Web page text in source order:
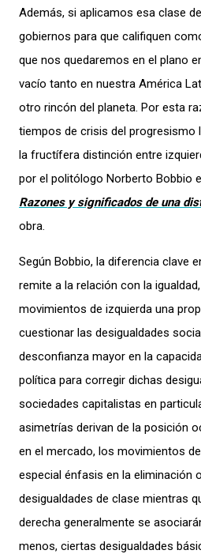
Además, si aplicamos esa clase
gobiernos para que califiquen
que nos quedaremos en el plano
vacío tanto en nuestra América
otro rincón del planeta. Por esta
tiempos de crisis del progresismo
la fructífera distinción entre
por el politólogo Norberto Bobbio
Razones y significados de una
obra.
Según Bobbio, la diferencia clave
remite a la relación con la
movimientos de izquierda una
cuestionar las desigualdades
desconfianza mayor en la
política para corregir dichas
sociedades capitalistas en
asimetrías derivan de la posición
en el mercado, los movimientos
especial énfasis en la eliminación
desigualdades de clase mientras
derecha generalmente se
menos, ciertas desigualdades